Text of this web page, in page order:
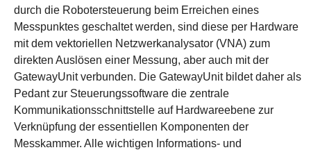
durch die Robotersteuerung beim Erreichen eines
Messpunktes geschaltet werden, sind diese per Hardware
mit dem vektoriellen Netzwerkanalysator (VNA) zum
direkten Auslösen einer Messung, aber auch mit der
GatewayUnit verbunden. Die GatewayUnit bildet daher als
Pedant zur Steuerungssoftware die zentrale
Kommunikationsschnittstelle auf Hardwareebene zur
Verknüpfung der essentiellen Komponenten der
Messkammer. Alle wichtigen Informations- und